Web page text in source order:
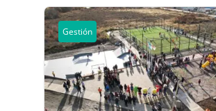
Gestión